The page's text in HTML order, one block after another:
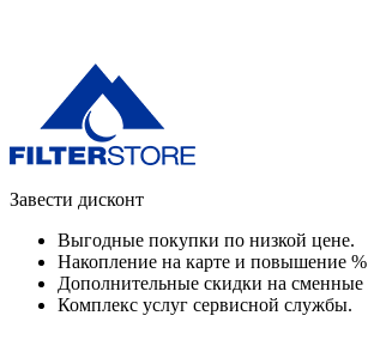
Завести дисконт
Выгодные покупки по низкой цене.
Накопление на карте и повышение
Дополнительные скидки на сменные
Комплекс услуг сервисной службы.